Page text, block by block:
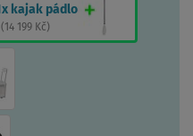
kajak pádlo
( 14 199 Kč)